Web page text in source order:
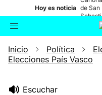
Hoy es noticia de San
Buscador
Inicio Política
Elecciones País Vasco
Escuchar